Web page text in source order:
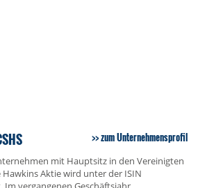
zum Unternehmensprofil
mit Hauptsitz in den Vereinigten
Aktie wird unter der ISIN